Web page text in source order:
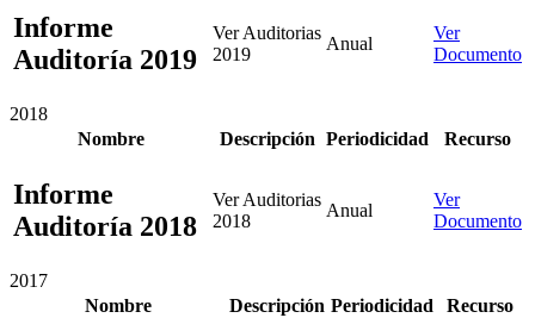
Informe
Auditoría 2019
Ver Auditorias
2019
Anual
Ver
Documento
2018
Nombre
Descripción Periodicidad Recurso
Informe
Auditoría 2018
Ver Auditorias
2018
Anual
Ver
Documento
2017
Nombre
Descripción Periodicidad Recurso